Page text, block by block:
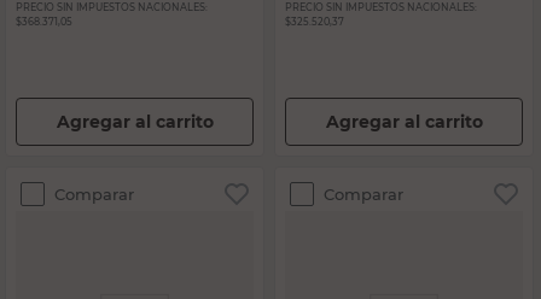
PRECIO SIN IMPUESTOS NACIONALES:
$368.371,05
Agregar al carrito
PRECIO SIN IMPUESTOS NACIONALES:
$325.520,37
Agregar al carrito
Comparar Comparar